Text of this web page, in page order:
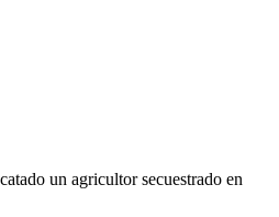
un agricultor secuestrado en